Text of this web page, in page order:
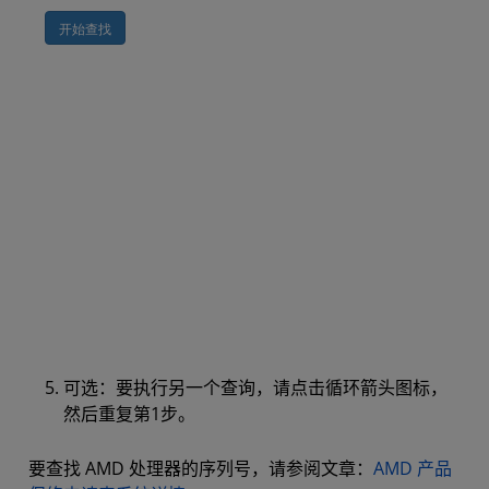
可选：要执行另一个查询，请点击循环箭头图标，
然后重复第1步。
要查找 AMD 处理器的序列号，请参阅文章： AMD 产品